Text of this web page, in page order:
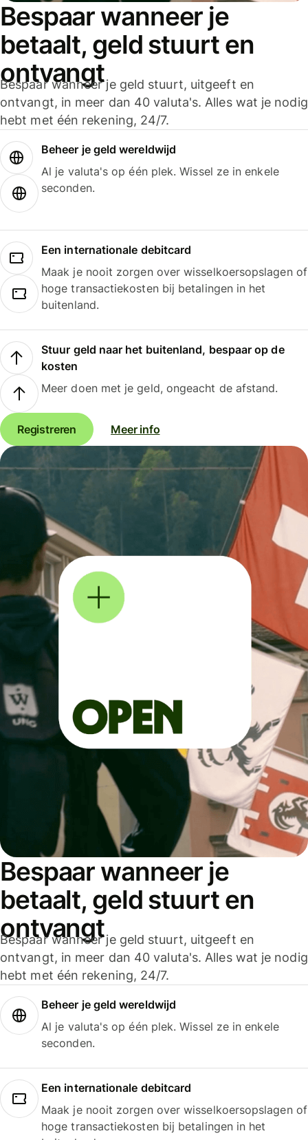
Bespaar wanneer je
betaalt, geld stuurt en
ontvangt
Bespaar wanneer je geld stuurt, uitgeeft en
ontvangt, in meer dan 40 valuta's. Alles wat je nodig
hebt met één rekening, 24/7.
Beheer je geld wereldwijd
Al je valuta's op één plek. Wissel ze in enkele
seconden.
Een internationale debitcard
Maak je nooit zorgen over wisselkoersopslagen of
hoge transactiekosten bij betalingen in het
buitenland.
Stuur geld naar het buitenland, bespaar op de
kosten
Meer doen met je geld, ongeacht de afstand.
Registreren Meer info
Bespaar wanneer je
betaalt, geld stuurt en
ontvangt
Bespaar wanneer je geld stuurt, uitgeeft en
ontvangt, in meer dan 40 valuta's. Alles wat je nodig
hebt met één rekening, 24/7.
Beheer je geld wereldwijd
Al je valuta's op één plek. Wissel ze in enkele
seconden.
Een internationale debitcard
Maak je nooit zorgen over wisselkoersopslagen of
hoge transactiekosten bij betalingen in het